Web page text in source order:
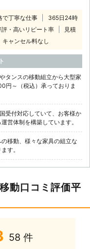
で丁寧な仕事
365日24時
評・高いリピート率
見積
キャンセル料なし
タンスの移動組立から大型家
円～（税込）承っておりま
受付対応していて、お客様か
営体制を構築しています。
移動、様々な家具の組立な
す。
動口コミ評価平
58 件